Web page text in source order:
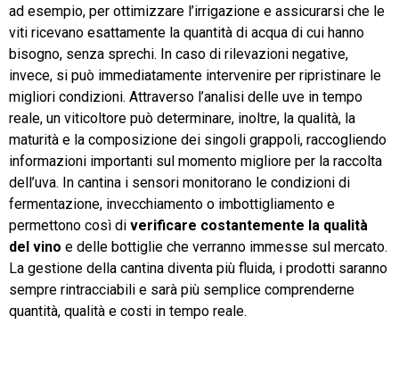
ad esempio, per ottimizzare l’irrigazione e assicurarsi che le
viti ricevano esattamente la quantità di acqua di cui hanno
bisogno, senza sprechi. In caso di rilevazioni negative,
invece, si può immediatamente intervenire per ripristinare le
migliori condizioni. Attraverso l’analisi delle uve in tempo
reale, un viticoltore può determinare, inoltre, la qualità, la
maturità e la composizione dei singoli grappoli, raccogliendo
informazioni importanti sul momento migliore per la raccolta
dell’uva. In cantina i sensori monitorano le condizioni di
fermentazione, invecchiamento o imbottigliamento e
permettono così di verificare costantemente la qualità
del vino e delle bottiglie che verranno immesse sul mercato.
La gestione della cantina diventa più fluida, i prodotti saranno
sempre rintracciabili e sarà più semplice comprenderne
quantità, qualità e costi in tempo reale.